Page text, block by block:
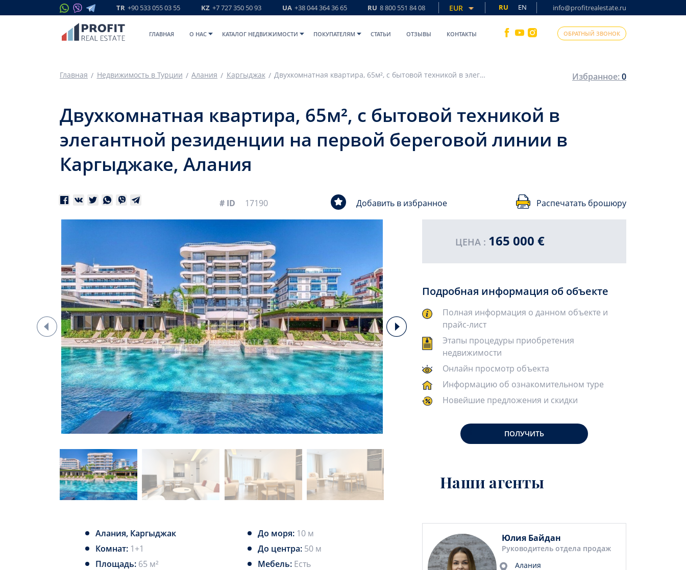
TR +90 533 055 03 55 KZ +7 727 350 50 93 UA +38 044 364 36 65 RU 8 800 551 84 08 EUR RU EN info@profitrealestate.ru
ГЛАВНАЯ O НАС КАТАЛОГ НЕДВИЖИМОСТИ ПОКУПАТЕЛЯМ СТАТЬИ ОТЗЫВЫ КОНТАКТЫ ОБРАТНЫЙ ЗВОНОК
Главная Недвижимость в Турции Алания Каргыджак Двухкомнатная квартира, 65м², с бытовой техникой в элегантной резиденции на первой береговой линии в Каргыджаке, Алания Избранное:0
Двухкомнатная квартира, 65м², с бытовой техникой в
элегантной резиденции на первой береговой линии в
Каргыджаке, Алания
# ID 17190 Добавить в избранное Распечатать брошюру
Алания, Каргыджак До моря: 10 м
Комнат: 1+1 До центра: 50 м
Площадь: 65 м² Мебель: Есть
ЦЕНА : 165 000 €
Подробная информация об объекте
Полная информация о данном объекте и
прайс-лист
Этапы процедуры приобретения
недвижимости
Онлайн просмотр объекта
Информацию об ознакомительном туре
Новейшие предложения и скидки
ПОЛУЧИТЬ
Наши агенты
Юлия Байдан
Руководитель отдела продаж
Алания